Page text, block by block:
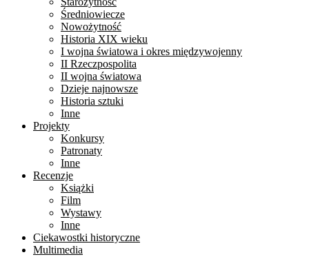
Średniowiecze
Nowożytność
Historia XIX wieku
I wojna światowa i okres międzywojenny
II Rzeczpospolita
II wojna światowa
Dzieje najnowsze
Historia sztuki
Inne
Projekty
Konkursy
Patronaty
Inne
Recenzje
Książki
Film
Wystawy
Inne
Ciekawostki historyczne
Multimedia